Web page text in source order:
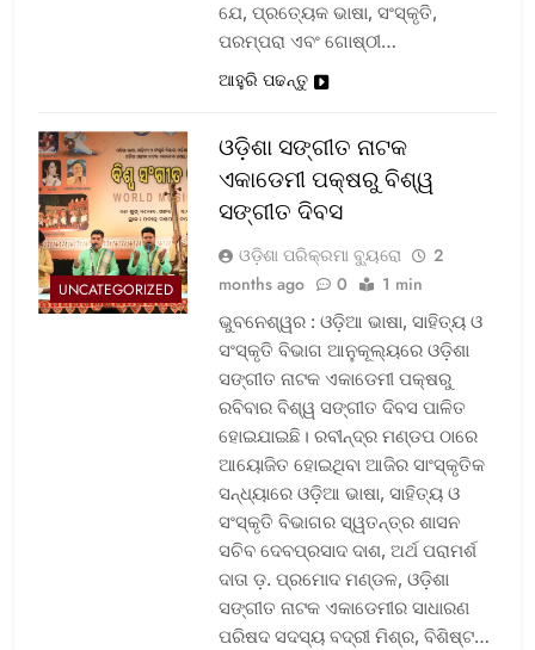
ଯେ, ପ୍ରତ୍ୟେକ ଭାଷା, ସଂସ୍କୃତି,
ପରମ୍ପରା ଏବଂ ଗୋଷ୍ଠୀ…
ଆହୁରି ପଢନ୍ତୁ
UNCATEGORIZED
ଓଡ଼ିଶା ସଙ୍ଗୀତ ନାଟକ
ଏକାଡେମୀ ପକ୍ଷରୁ ବିଶ୍ୱ
ସଙ୍ଗୀତ ଦିବସ
ଓଡ଼ିଶା ପରିକ୍ରମା ବ୍ୟୁରୋ
2
months ago
0 1 min
ଭୁବନେଶ୍ୱର : ଓଡ଼ିଆ ଭାଷା, ସାହିତ୍ୟ ଓ
ସଂସ୍କୃତି ବିଭାଗ ଆନୁକୂଲ୍ୟରେ ଓଡ଼ିଶା
ସଙ୍ଗୀତ ନାଟକ ଏକାଡେମୀ ପକ୍ଷରୁ
ରବିବାର ବିଶ୍ୱ ସଙ୍ଗୀତ ଦିବସ ପାଳିତ
ହୋଇଯାଇଛି। ରବୀନ୍ଦ୍ର ମଣ୍ଡପ ଠାରେ
ଆୟୋଜିତ ହୋଇଥିବା ଆଜିର ସାଂସ୍କୃତିକ
ସନ୍ଧ୍ୟାରେ ଓଡ଼ିଆ ଭାଷା, ସାହିତ୍ୟ ଓ
ସଂସ୍କୃତି ବିଭାଗର ସ୍ୱତନ୍ତ୍ର ଶାସନ
ସଚିବ ଦେବପ୍ରସାଦ ଦାଶ, ଅର୍ଥ ପରାମର୍ଶ
ଦାତା ଡ଼. ପ୍ରମୋଦ ମଣ୍ଡଳ, ଓଡ଼ିଶା
ସଙ୍ଗୀତ ନାଟକ ଏକାଡେମୀର ସାଧାରଣ
ପରିଷଦ ସଦସ୍ୟ ବଦ୍ରୀ ମିଶ୍ର, ବିଶିଷ୍ଟ…